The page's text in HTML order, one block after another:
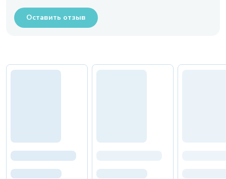
Оставить отзыв